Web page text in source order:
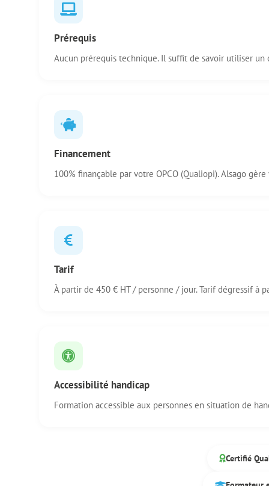
Prérequis
Aucun prérequis technique. Il suffit de savoir utiliser
Financement
100% finançable par votre OPCO (Qualiopi). Alsago
Tarif
À partir de 450 € HT / personne / jour. Tarif dégressif à
Accessibilité handicap
Formation accessible aux personnes en situation de
Certifié